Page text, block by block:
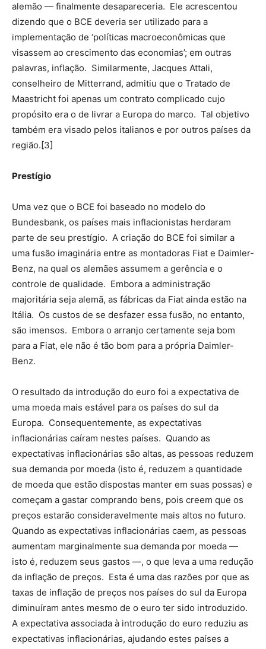
alemão — finalmente desapareceria. Ele acrescentou
dizendo que o BCE deveria ser utilizado para a
implementação de ‘políticas macroeconômicas que
visassem ao crescimento das economias’; em outras
palavras, inflação. Similarmente, Jacques Attali,
conselheiro de Mitterrand, admitiu que o Tratado de
Maastricht foi apenas um contrato complicado cujo
propósito era o de livrar a Europa do marco. Tal objetivo
também era visado pelos italianos e por outros países da
região.[3]
Prestígio
Uma vez que o BCE foi baseado no modelo do
Bundesbank, os países mais inflacionistas herdaram
parte de seu prestígio. A criação do BCE foi similar a
uma fusão imaginária entre as montadoras Fiat e Daimler-
Benz, na qual os alemães assumem a gerência e o
controle de qualidade. Embora a administração
majoritária seja alemã, as fábricas da Fiat ainda estão na
Itália. Os custos de se desfazer essa fusão, no entanto,
são imensos. Embora o arranjo certamente seja bom
para a Fiat, ele não é tão bom para a própria Daimler-
Benz.
O resultado da introdução do euro foi a expectativa de
uma moeda mais estável para os países do sul da
Europa. Consequentemente, as expectativas
inflacionárias caíram nestes países. Quando as
expectativas inflacionárias são altas, as pessoas reduzem
sua demanda por moeda (isto é, reduzem a quantidade
de moeda que estão dispostas manter em suas possas) e
começam a gastar comprando bens, pois creem que os
preços estarão consideravelmente mais altos no futuro.
Quando as expectativas inflacionárias caem, as pessoas
aumentam marginalmente sua demanda por moeda —
isto é, reduzem seus gastos —, o que leva a uma redução
da inflação de preços. Esta é uma das razões por que as
taxas de inflação de preços nos países do sul da Europa
diminuíram antes mesmo de o euro ter sido introduzido.
A expectativa associada à introdução do euro reduziu as
expectativas inflacionárias, ajudando estes países a